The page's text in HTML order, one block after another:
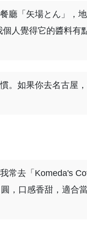
廳「矢場とん」，
人覺得它的醬料有
。如果你去名古屋
常去「Komeda's
，口感香甜，適合